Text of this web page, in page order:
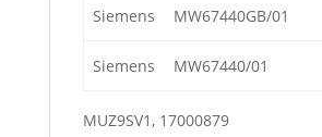
Siemens MW67440GB/01
Siemens MW67440/01
MUZ9SV1, 17000879